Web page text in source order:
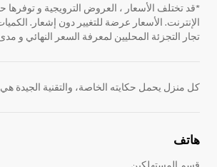
*قد تختلف الأسعار ، العروض الترويجية و
الإنترنت. الأسعار عرضة للتغيير دون إشعار.
تجار التجزئة المحليين لمعرفة السعر النهائي و
هاتف